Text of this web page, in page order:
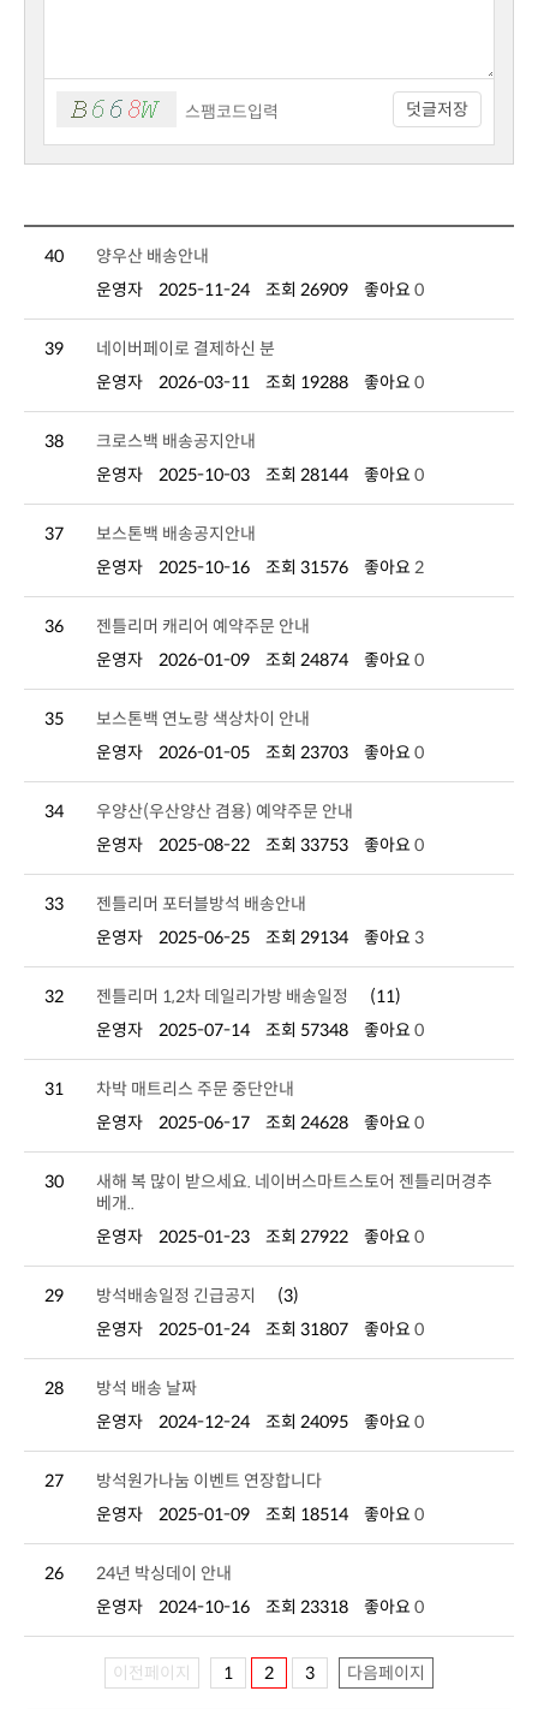
덧글저장
40
양우산 배송안내
운영자
2025-11-24 조회 26909 좋아요 0
39
네이버페이로 결제하신 분
운영자
2026-03-11 조회 19288 좋아요 0
38
크로스백 배송공지안내
운영자
2025-10-03 조회 28144 좋아요 0
37
보스톤백 배송공지안내
운영자
2025-10-16 조회 31576 좋아요 2
36
젠틀리머 캐리어 예약주문 안내
운영자
2026-01-09 조회 24874 좋아요 0
35
보스톤백 연노랑 색상차이 안내
운영자
2026-01-05 조회 23703 좋아요 0
34
우양산(우산양산 겸용) 예약주문 안내
운영자
2025-08-22 조회 33753 좋아요 0
33
젠틀리머 포터블방석 배송안내
운영자
2025-06-25 조회 29134 좋아요 3
32 젠틀리머 1,2차 데일리가방 배송일정
(11)
운영자
2025-07-14 조회 57348 좋아요 0
31
차박 매트리스 주문 중단안내
운영자
2025-06-17 조회 24628 좋아요 0
30
베개..
운영자
2025-01-23 조회 27922 좋아요 0
29 방석배송일정 긴급공지
(3)
운영자
2025-01-24 조회 31807 좋아요 0
28
방석 배송 날짜
운영자
2024-12-24 조회 24095 좋아요 0
27
방석원가나눔 이벤트 연장합니다
운영자
2025-01-09 조회 18514 좋아요 0
26
24년 박싱데이 안내
운영자
2024-10-16 조회 23318 좋아요 0
이전페이지 1 2 3 다음페이지